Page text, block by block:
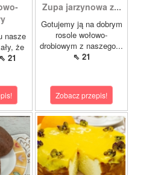
nasze
że
⇖ 21
Zupa jarzynowa z...
Gotujemy ją na dobrym
rosole wołowo-
drobiowym z naszego...
⇖ 21
Zobacz przepis!